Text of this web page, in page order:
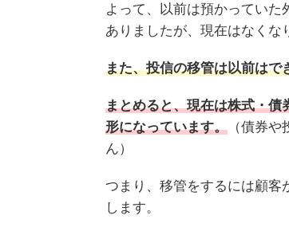
よって、以前は預かってい
ありましたが、現在はなくな
また、投信の移管は以前は
まとめると、現在は株式・債
形になっています。 （債券
ん）
つまり、移管をするには顧客
します。